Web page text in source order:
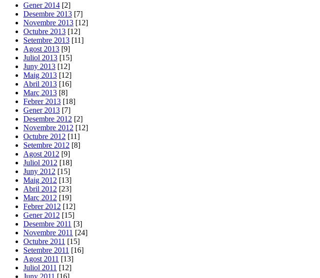
Gener 2014 [2]
Desembre 2013 [7]
Novembre 2013 [12]
Octubre 2013 [12]
Setembre 2013 [11]
Agost 2013 [9]
Juliol 2013 [15]
Juny 2013 [12]
Maig 2013 [12]
Abril 2013 [16]
Març 2013 [8]
Febrer 2013 [18]
Gener 2013 [7]
Desembre 2012 [2]
Novembre 2012 [12]
Octubre 2012 [11]
Setembre 2012 [8]
Agost 2012 [9]
Juliol 2012 [18]
Juny 2012 [15]
Maig 2012 [13]
Abril 2012 [23]
Març 2012 [19]
Febrer 2012 [12]
Gener 2012 [15]
Desembre 2011 [3]
Novembre 2011 [24]
Octubre 2011 [15]
Setembre 2011 [16]
Agost 2011 [13]
Juliol 2011 [12]
Juny 2011 [16]